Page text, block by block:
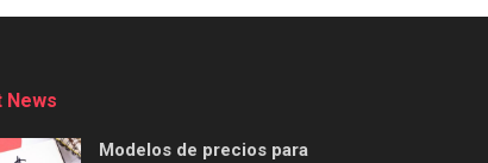
News
Modelos de precios para